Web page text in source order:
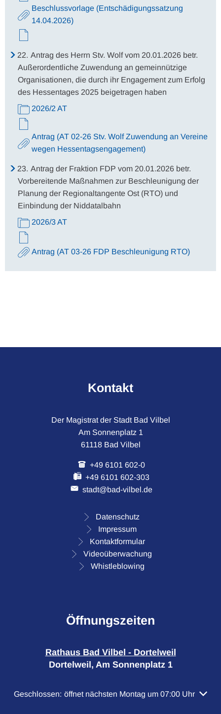
Beschlussvorlage (Entschädigungssatzung
14.04.2026)
22. Antrag des Herrn Stv. Wolf vom 20.01.2026 betr.
Außerordentliche Zuwendung an gemeinnützige
Organisationen, die durch ihr Engagement zum Erfolg
des Hessentages 2025 beigetragen haben
2026/2 AT
Antrag (AT 02-26 Stv. Wolf Zuwendung an Vereine
wegen Hessentagsengagement)
23. Antrag der Fraktion FDP vom 20.01.2026 betr.
Vorbereitende Maßnahmen zur Beschleunigung der
Planung der Regionaltangente Ost (RTO) und
Einbindung der Niddatalbahn
2026/3 AT
Antrag (AT 03-26 FDP Beschleunigung RTO)
Kontakt
Der Magistrat der Stadt Bad Vilbel
Am Sonnenplatz 1
61118 Bad Vilbel
+49 6101 602-0
+49 6101 602-303
stadt@bad-vilbel.de
Datenschutz
Impressum
Kontaktformular
Videoüberwachung
Whistleblowing
Öffnungszeiten
Rathaus Bad Vilbel - Dortelweil
Dortelweil, Am Sonnenplatz 1
Klicken, um weitere Öffnungs- oder Schließzeiten
Geschlossen: öffnet nächsten Montag um 07:00 Uhr